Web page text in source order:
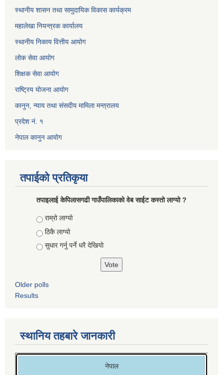
स्थानीय शासन तथा सामुदायिक विकास कार्यक्रम
महालेखा नियन्त्रक कार्यालय
स्थानीय निकाय वित्तीय आयोग
लोक सेवा आयोग
शिक्षक सेवा आयोग
राष्ट्रिय योजना आयोग
कानुन, न्याय तथा संसदीय मामिला मन्त्रालय
प्रदेश नं. १
नेपाल कानुन आयोग
तपाईको प्रतिकृया
तपाइलाई केपिलासगढी गाउँपालिकाको वेब साईट कस्तो लाग्यो ?
Choices
राम्रो लाग्यो
ठिकै लाग्यो
सुधार गर्नु पर्ने धरै देखियाे
Older polls
Results
स्थानिय तहबारे जानकारी